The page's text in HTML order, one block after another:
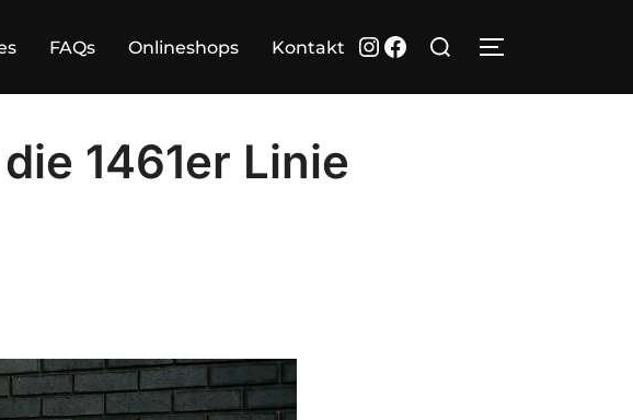
FAQs Onlineshops Kontakt Instagram
Facebook
Suchen
1461er Linie